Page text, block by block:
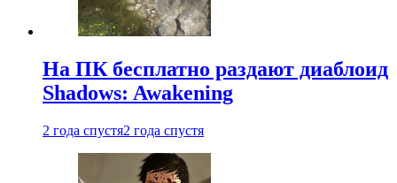
На ПК бесплатно раздают диаблоид
Shadows: Awakening
2 года спустя2 года спустя